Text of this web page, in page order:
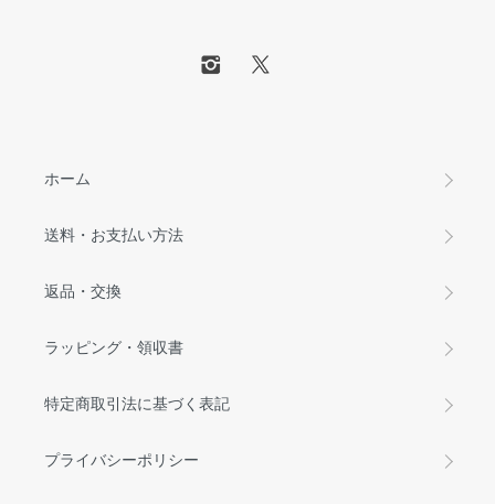
ホーム
送料・お支払い方法
返品・交換
ラッピング・領収書
特定商取引法に基づく表記
プライバシーポリシー